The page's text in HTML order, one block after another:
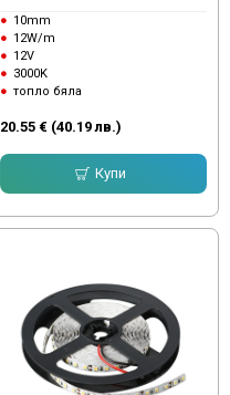
10mm
12W/m
12V
3000K
топло бяла
20.55 € (40.19 лв.)
Купи